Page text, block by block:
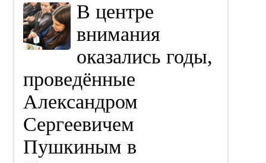
В центре
внимания
оказались годы,
проведённые
Александром
Сергеевичем
Пушкиным в